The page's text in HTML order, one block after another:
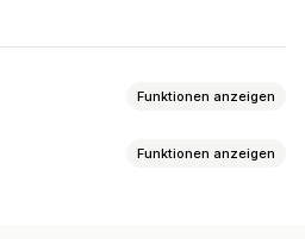
Funktionen anzeigen
Funktionen anzeigen